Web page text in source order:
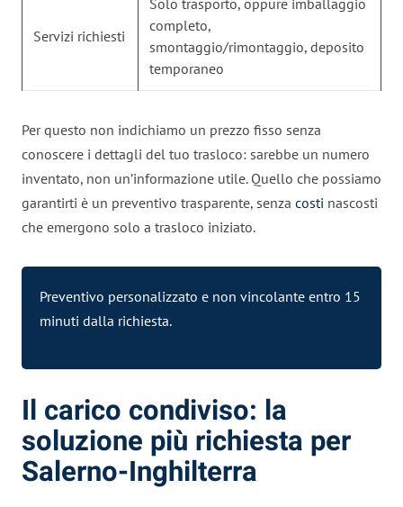
Servizi richiesti
completo,
smontaggio/rimontaggio, deposito
temporaneo
Per questo non indichiamo un prezzo fisso senza
conoscere i dettagli del tuo trasloco: sarebbe un numero
inventato, non un’informazione utile. Quello che possiamo
garantirti è un preventivo trasparente, senza costi nascosti
che emergono solo a trasloco iniziato.
Preventivo personalizzato e non vincolante entro 15
minuti dalla richiesta.
Il carico condiviso: la
soluzione più richiesta per
Salerno-Inghilterra